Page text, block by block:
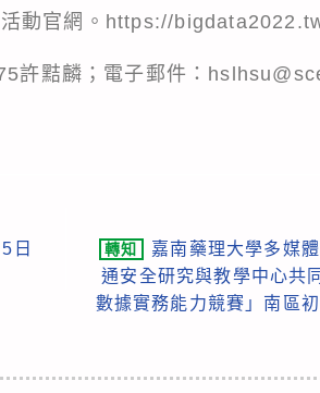
動官網。https://
許黠麟；電子郵件：
日
轉知
嘉南藥理大學多媒
通安全研究與教學中心共
數據實務能力競賽」南區